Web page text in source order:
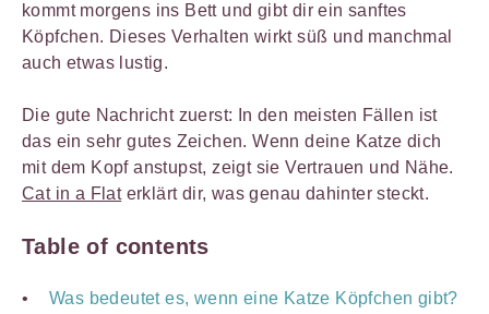
kommt morgens ins Bett und gibt dir ein sanftes
Köpfchen. Dieses Verhalten wirkt süß und manchmal
auch etwas lustig.
Die gute Nachricht zuerst: In den meisten Fällen ist
das ein sehr gutes Zeichen. Wenn deine Katze dich
mit dem Kopf anstupst, zeigt sie Vertrauen und Nähe.
Cat in a Flaterklärt dir, was genau dahinter steckt.
Table of contents
Was bedeutet es, wenn eine Katze Köpfchen gibt?